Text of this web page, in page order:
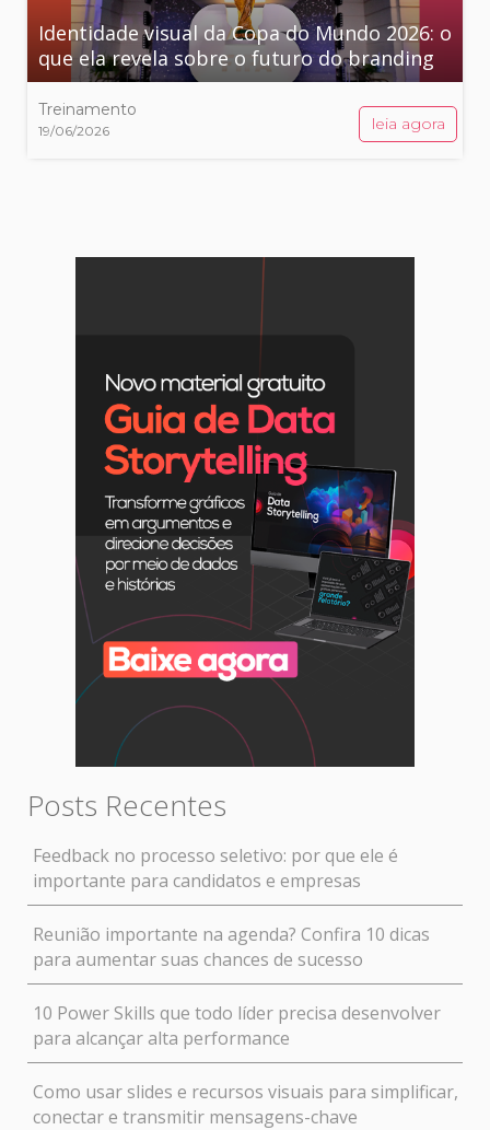
Identidade visual da Copa do Mundo 2026: o
que ela revela sobre o futuro do branding
Treinamento
19/06/2026 leia agora
Posts Recentes
Feedback no processo seletivo: por que ele é
importante para candidatos e empresas
Reunião importante na agenda? Confira 10 dicas
para aumentar suas chances de sucesso
10 Power Skills que todo líder precisa desenvolver
para alcançar alta performance
Como usar slides e recursos visuais para simplificar,
conectar e transmitir mensagens-chave